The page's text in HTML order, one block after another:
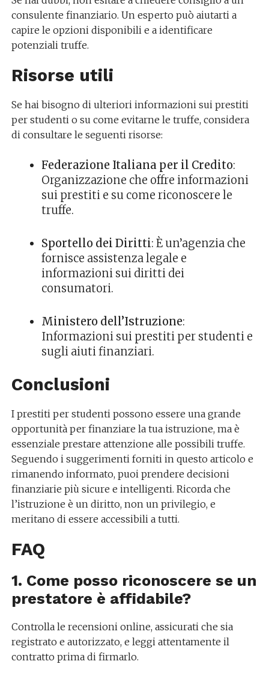
consulente finanziario. Un esperto può aiutarti a
capire le opzioni disponibili e a identificare
potenziali truffe.
Risorse utili
Se hai bisogno di ulteriori informazioni sui prestiti
per studenti o su come evitarne le truffe, considera
di consultare le seguenti risorse:
Federazione Italiana per il Credito:
Organizzazione che offre informazioni
sui prestiti e su come riconoscere le
truffe.
Sportello dei Diritti: È un’agenzia che
fornisce assistenza legale e
informazioni sui diritti dei
consumatori.
Ministero dell’Istruzione:
Informazioni sui prestiti per studenti e
sugli aiuti finanziari.
Conclusioni
I prestiti per studenti possono essere una grande
opportunità per finanziare la tua istruzione, ma è
essenziale prestare attenzione alle possibili truffe.
Seguendo i suggerimenti forniti in questo articolo e
rimanendo informato, puoi prendere decisioni
finanziarie più sicure e intelligenti. Ricorda che
l’istruzione è un diritto, non un privilegio, e
meritano di essere accessibili a tutti.
FAQ
1. Come posso riconoscere se un
prestatore è affidabile?
Controlla le recensioni online, assicurati che sia
registrato e autorizzato, e leggi attentamente il
contratto prima di firmarlo.